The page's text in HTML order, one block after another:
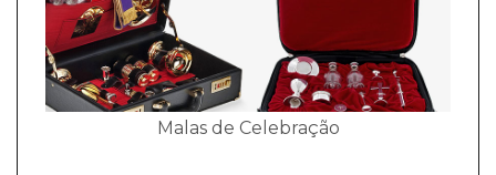
Malas de Celebração